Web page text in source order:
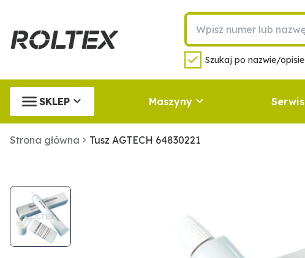
Szukaj po nazwie/opisie
SKLEP Maszyny Serwis
Strona główna Tusz AGTECH 64830221